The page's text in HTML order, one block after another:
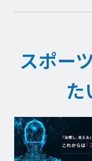
スポー
た